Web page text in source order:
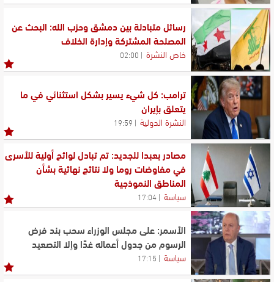
رسائل متبادلة بين دمشق وحزب الله: البحث عن
المصلحة المشتركة وإدارة الخلاف
خاص النشرة 02:00
ترامب: كل شيء يسير بشكل استثنائي في ما
يتعلق بإيران
النشرة الدولية 19:59
مصادر بعبدا للجديد: تم تبادل لوائح أولية للأسرى
في مفاوضات روما ولا نتائج نهائية بشأن
المناطق النموذجية
سياسة 17:04
الأسمر: على مجلس الوزراء سحب بند فرض
الرسوم من جدول أعماله غدًا وإلا التصعيد
سياسة 17:15